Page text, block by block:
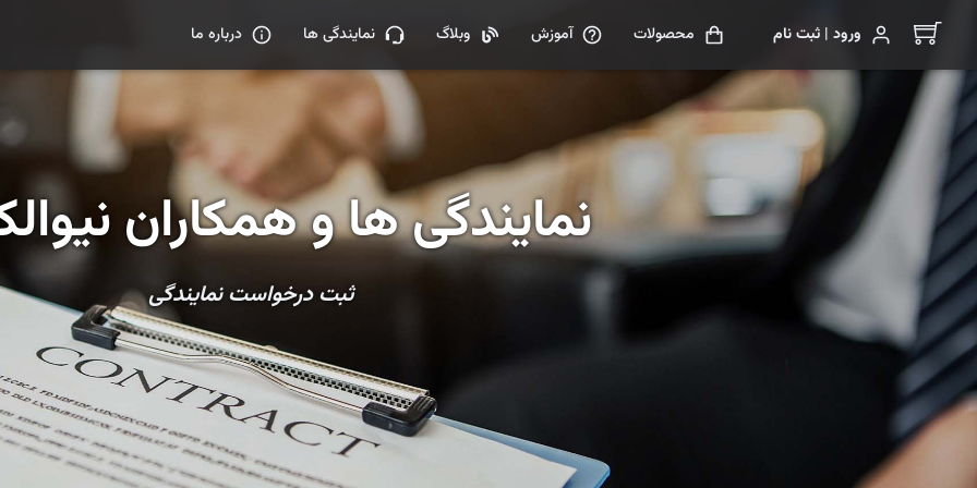
ورود | ثبت نام محصولات آموزش وبلاگ نمایندگی ها درباره ما
نمایندگی ها و همکاران
ثبت درخواست نمایندگی